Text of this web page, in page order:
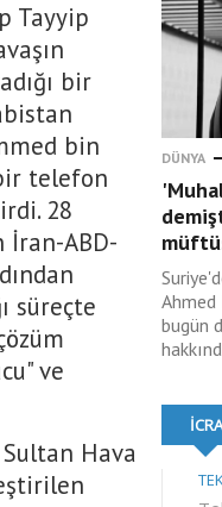
Tayyip
bir
bin
telefon
28
ABD-
süreçte
ve
Hava
DÜNYA
Ahmed
bugün